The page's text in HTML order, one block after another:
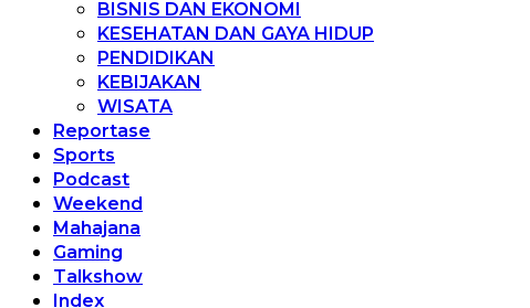
BISNIS DAN EKONOMI
KESEHATAN DAN GAYA HIDUP
PENDIDIKAN
KEBIJAKAN
WISATA
Reportase
Sports
Podcast
Weekend
Mahajana
Gaming
Talkshow
Index